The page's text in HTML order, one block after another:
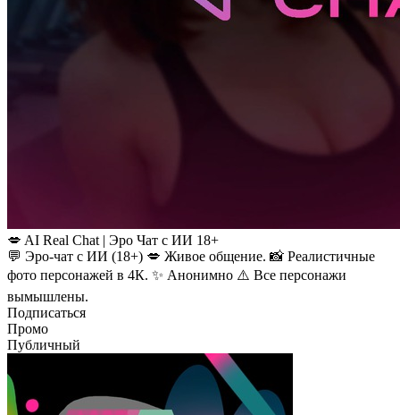
💋 AI Real Chat | Эро Чат с ИИ 18+
💬 Эро-чат с ИИ (18+) 💋 Живое общение. 📸 Реалистичные
фото персонажей в 4К. ✨ Анонимно ⚠️ Все персонажи
вымышлены.
Подписаться
Промо
Публичный